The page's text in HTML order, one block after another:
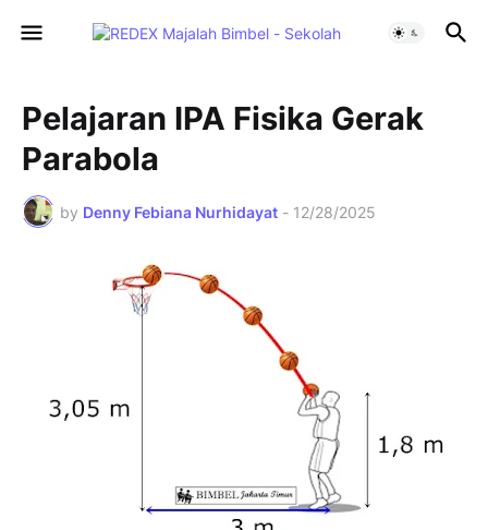
Pelajaran IPA Fisika Gerak
Parabola
by Denny Febiana Nurhidayat - 12/28/2025